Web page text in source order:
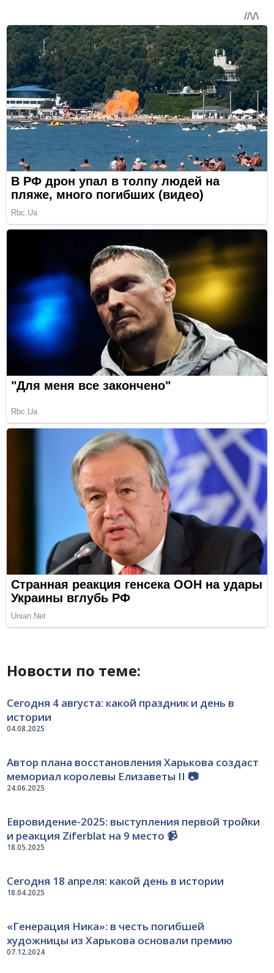
Новости по теме:
04.08.2025
Сегодня 4 августа: какой праздник и день в
истории
24.06.2025
Автор плана восстановления Харькова создаст
мемориал королевы Елизаветы II 📷
18.05.2025
Евровидение-2025: выступления первой тройки
и реакция Ziferblat на 9 место 📹
18.04.2025
Сегодня 18 апреля: какой день в истории
07.12.2024
«Генерация Ника»: в честь погибшей
художницы из Харькова основали премию